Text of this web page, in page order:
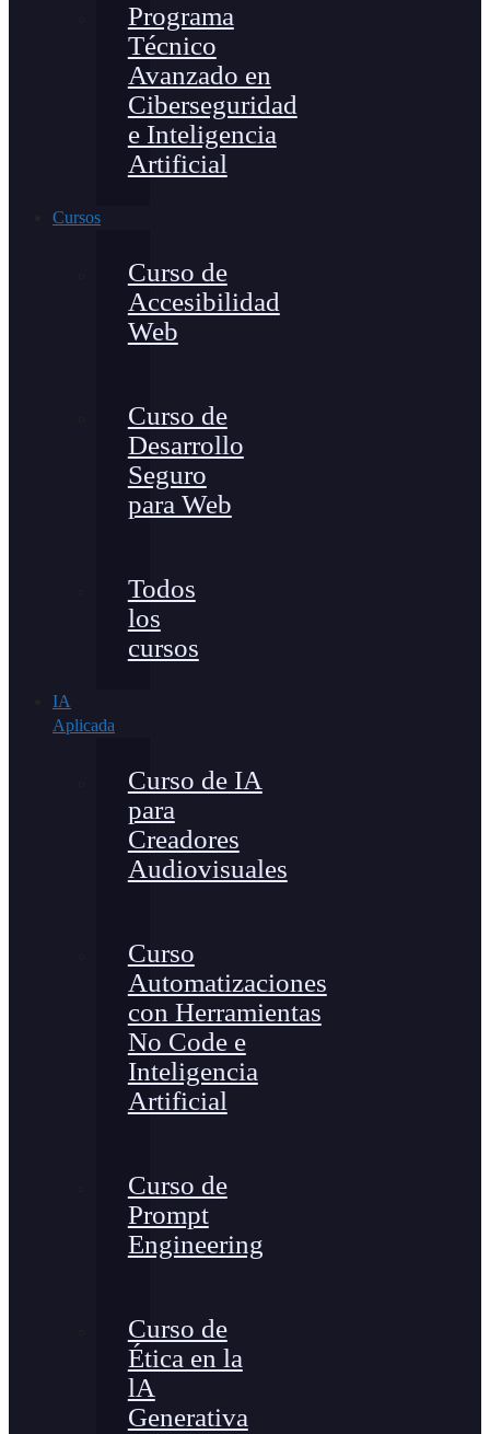
Programa
Técnico
Avanzado en
Ciberseguridad
e Inteligencia
Artificial
Cursos
Curso de
Accesibilidad
Web
Curso de
Desarrollo
Seguro
para Web
Todos
los
cursos
IA
Aplicada
Curso de IA
para
Creadores
Audiovisuales
Curso
Automatizaciones
con Herramientas
No Code e
Inteligencia
Artificial
Curso de
Prompt
Engineering
Curso de
Ética en la
lA
Generativa